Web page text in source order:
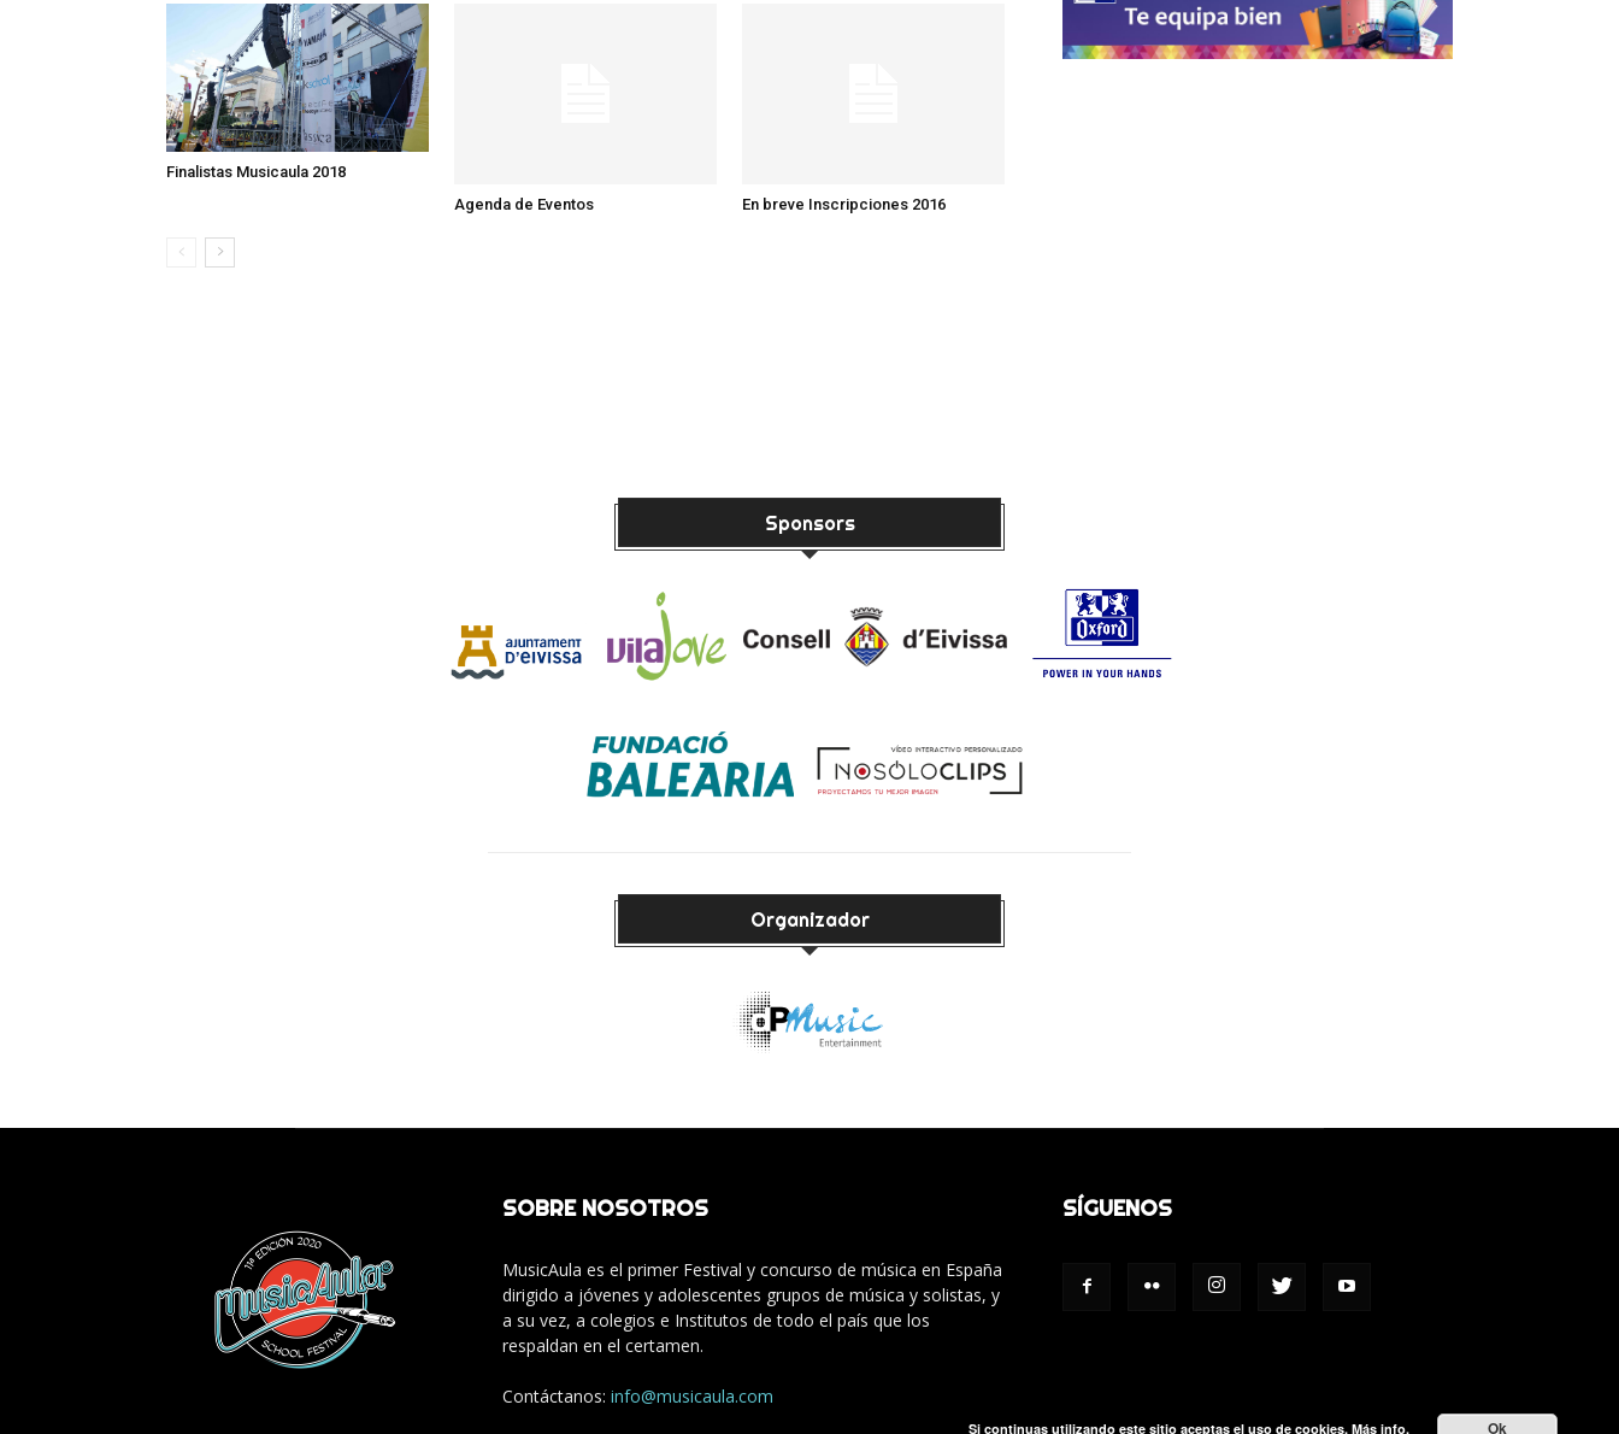
Finalistas Musicaula 2018
Agenda de Eventos
En breve Inscripciones 2016
Sponsors
Organizador
SOBRE NOSOTROS
MusicAula es el primer Festival y concurso de música en España
dirigido a jóvenes y adolescentes grupos de música y solistas, y
a su vez, a colegios e Institutos de todo el país que los
respaldan en el certamen.
Contáctanos: info@musicaula.com
SÍGUENOS
Si continuas utilizando este sitio aceptas el uso de cookies. Más info. Ok